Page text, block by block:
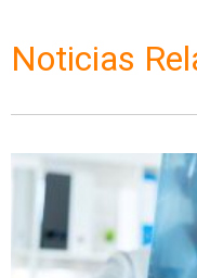
Noticias